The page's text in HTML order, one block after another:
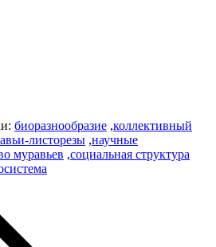
биоразнообразие ,коллективный
листорезы ,научные
муравьев ,социальная структура